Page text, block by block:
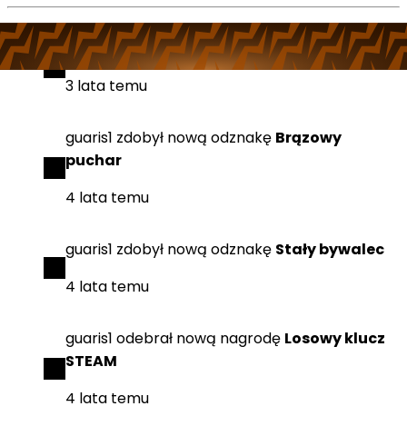
guaris1 zdobyłnową odznakęJubileusz
3 lata temu
guaris1 zdobył nową odznakę Brązowy
puchar
4 lata temu
guaris1 zdobył nową odznakę Stały bywalec
4 lata temu
guaris1 odebrał nową nagrodę Losowy klucz
STEAM
4 lata temu